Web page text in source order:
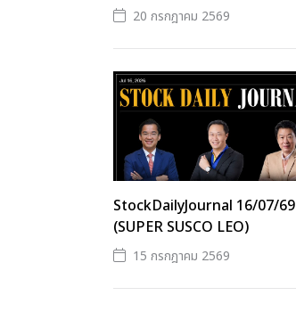
20 กรกฎาคม 2569
StockDailyJournal 16/07/69
(SUPER SUSCO LEO)
15 กรกฎาคม 2569